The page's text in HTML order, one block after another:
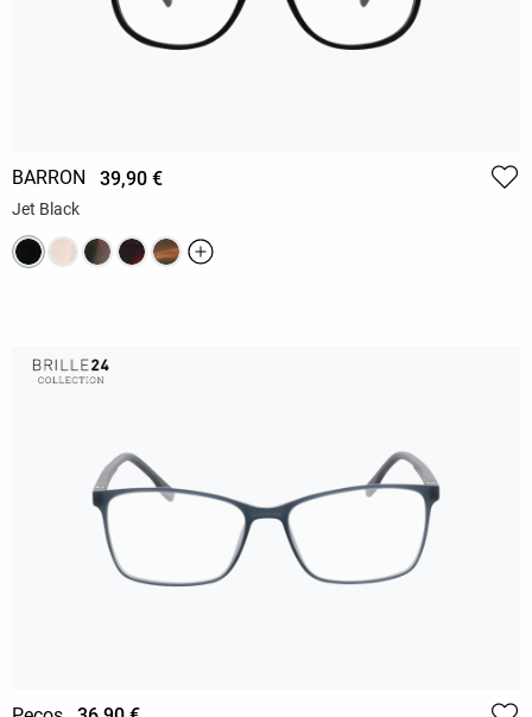
BARRON 39,90 €
Jet Black